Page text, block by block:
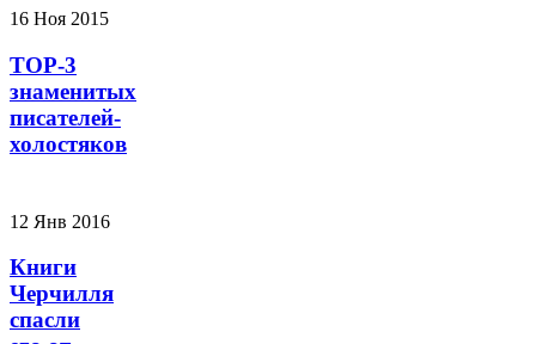
16 Ноя 2015
TOP-3
знаменитых
писателей-
холостяков
12 Янв 2016
Книги
Черчилля
спасли